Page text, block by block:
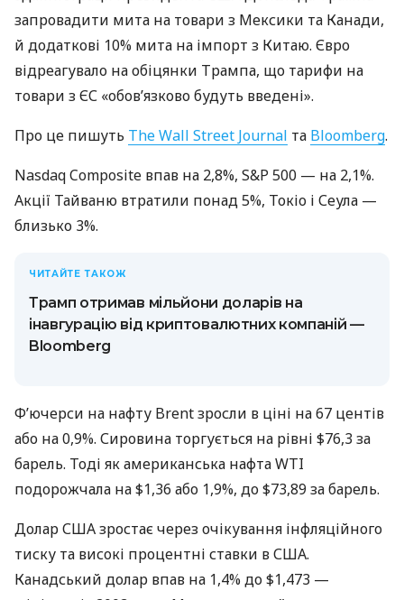
запровадити мита на товари з Мексики та Канади,
й додаткові 10% мита на імпорт з Китаю. Євро
відреагувало на обіцянки Трампа, що тарифи на
товари з ЄС «обовʼязково будуть введені».
Про це пишуть The Wall Street Journal та Bloomberg.
Nasdaq Composite впав на 2,8%, S&P 500 — на 2,1%.
Акції Тайваню втратили понад 5%, Токіо і Сеула —
близько 3%.
ЧИТАЙТЕ ТАКОЖ
Трамп отримав мільйони доларів на
інавгурацію від криптовалютних компаній —
Bloomberg
Фʼючерси на нафту Brent зросли в ціні на 67 центів
або на 0,9%. Сировина торгується на рівні $76,3 за
барель. Тоді як американська нафта WTI
подорожчала на $1,36 або 1,9%, до $73,89 за барель.
Долар США зростає через очікування інфляційного
тиску та високі процентні ставки в США.
Канадський долар впав на 1,4% до $1,473 —